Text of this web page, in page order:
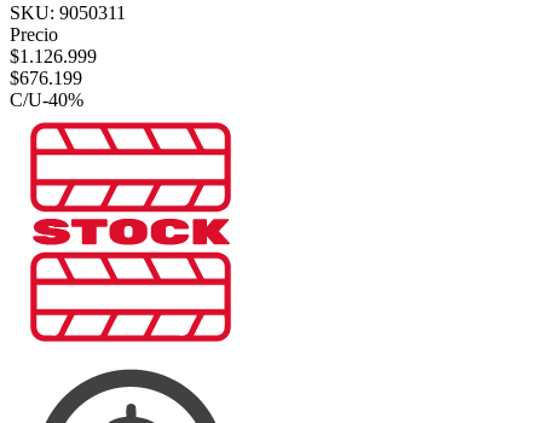
SKU: 9050311
Precio
$1.126.999
$676.199
C/U-40%